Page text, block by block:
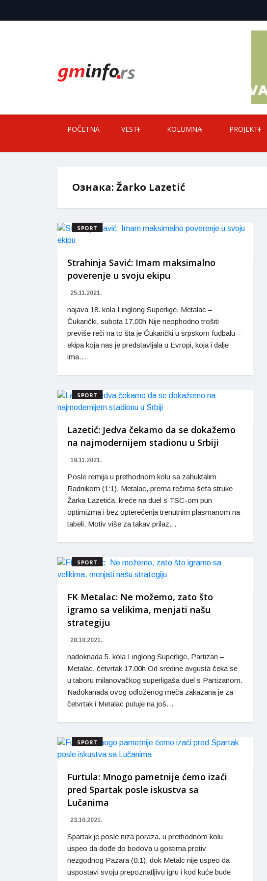
POČETNA VESTI KOLUMNA PROJEKTI
Ознака: Žarko Lazetić
SPORT
Strahinja Savić: Imam maksimalno
poverenje u svoju ekipu
25.11.2021.
najava 18. kola Linglong Superlige, Metalac –
Čukarički, subota 17.00h Nije neophodno trošiti
previše reči na to šta je Čukarički u srpskom fudbalu –
ekipa koja nas je predstavljala u Evropi, koja i dalje
ima…
SPORT
Lazetić: Jedva čekamo da se dokažemo
na najmodernijem stadionu u Srbiji
19.11.2021.
Posle remija u prethodnom kolu sa zahuktalim
Radnikom (1:1), Metalac, prema rečima šefa struke
Žarka Lazetića, kreće na duel s TSC-om pun
optimizma i bez opterećenja trenutnim plasmanom na
tabeli. Motiv više za takav prilaz…
SPORT
FK Metalac: Ne možemo, zato što
igramo sa velikima, menjati našu
strategiju
28.10.2021.
nadoknada 5. kola Linglong Superlige, Partizan –
Metalac, četvrtak 17.00h Od sredine avgusta čeka se
u taboru milanovačkog superligaša duel s Partizanom.
Nadokanada ovog odloženog meča zakazana je za
četvrtak i Metalac putuje na još…
SPORT
Furtula: Mnogo pametnije ćemo izaći
pred Spartak posle iskustva sa
Lučanima
23.10.2021.
Spartak je posle niza poraza, u prethodnom kolu
uspeo da dođe do bodova u gostima protiv
nezgodnog Pazara (0:1), dok Metalc nije uspeo da
uspostavi svoju prepoznatljivu igru i kod kuće bude